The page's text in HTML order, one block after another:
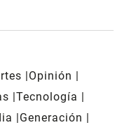
Opinión
Tecnología
Generación